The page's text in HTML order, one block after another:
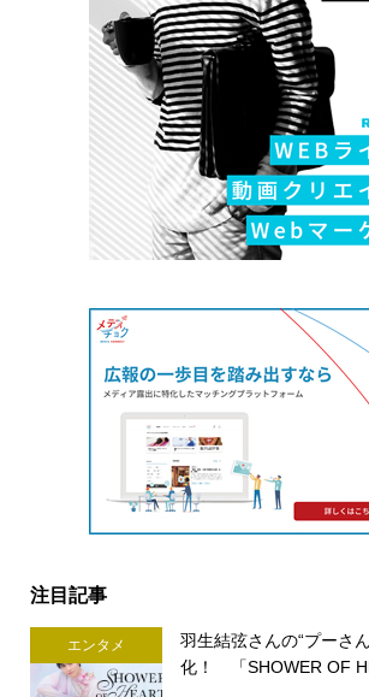
注目記事
エンタメ
羽生結弦さんの“プーさ
化！ 「SHOWER OF